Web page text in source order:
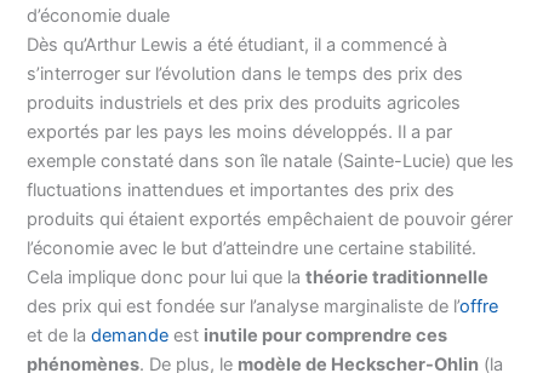
d’économie duale
Dès qu’Arthur Lewis a été étudiant, il a commencé à
s’interroger sur l’évolution dans le temps des prix des
produits industriels et des prix des produits agricoles
exportés par les pays les moins développés. Il a par
exemple constaté dans son île natale (Sainte-Lucie) que les
fluctuations inattendues et importantes des prix des
produits qui étaient exportés empêchaient de pouvoir gérer
l’économie avec le but d’atteindre une certaine stabilité.
Cela implique donc pour lui que lathéorie traditionnelle
des prix qui est fondée sur l’analyse marginaliste de l’offre
et de lademande est inutile pour comprendre ces
phénomènes. De plus, le modèle de Heckscher-Ohlin (la